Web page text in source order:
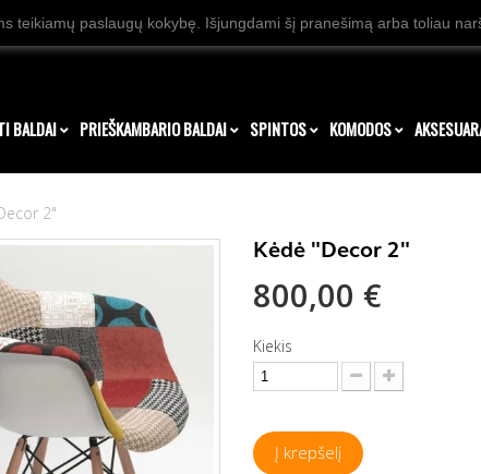
BALDAI PRIEŠKAMBARIO BALDAI SPINTOS KOMODOS
2"
Kėdė "Decor 2"
800,00 €
Kiekis
Į krepšelį
teikiamų paslaugų kokybę. Išjungdami šį pranešimą arba toliau